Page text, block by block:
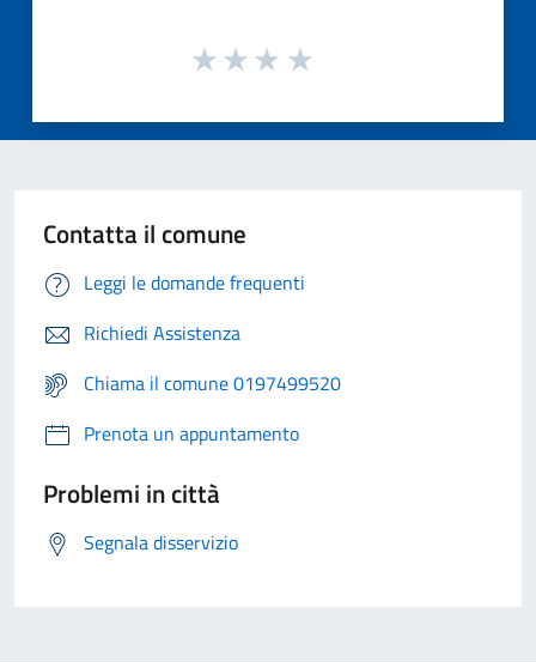
Contatta il comune
Leggi le domande frequenti
Richiedi Assistenza
Chiama il comune 0197499520
Prenota un appuntamento
Problemi in città
Segnala disservizio